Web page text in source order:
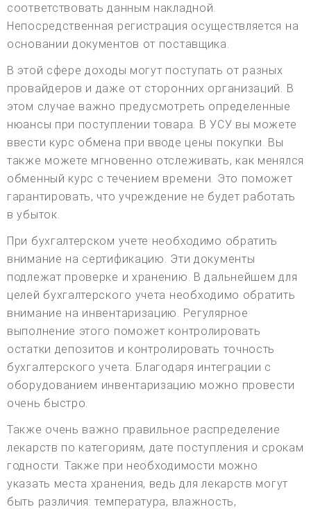
соответствовать данным накладной.
Непосредственная регистрация осуществляется на
основании документов от поставщика.
В этой сфере доходы могут поступать от разных
провайдеров и даже от сторонних организаций. В
этом случае важно предусмотреть определенные
нюансы при поступлении товара. В УСУ вы можете
ввести курс обмена при вводе цены покупки. Вы
также можете мгновенно отслеживать, как менялся
обменный курс с течением времени. Это поможет
гарантировать, что учреждение не будет работать
в убыток.
При бухгалтерском учете необходимо обратить
внимание на сертификацию. Эти документы
подлежат проверке и хранению. В дальнейшем для
целей бухгалтерского учета необходимо обратить
внимание на инвентаризацию. Регулярное
выполнение этого поможет контролировать
остатки депозитов и контролировать точность
бухгалтерского учета. Благодаря интеграции с
оборудованием инвентаризацию можно провести
очень быстро.
Также очень важно правильное распределение
лекарств по категориям, дате поступления и срокам
годности. Также при необходимости можно
указать места хранения, ведь для лекарств могут
быть различия: температура, влажность,